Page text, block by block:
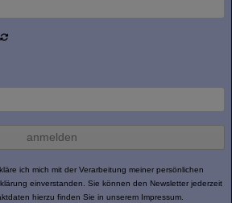
anmelden
ich mich mit der Verarbeitung meiner persönlichen
einverstanden. Sie können den Newsletter jederzeit
hierzu finden Sie in unserem Impressum.